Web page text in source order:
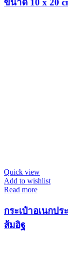
ขนาด 10 x 20
Quick view
Add to wishlist
Read more
กระเป๋าอเนกป
ส้มอิฐ